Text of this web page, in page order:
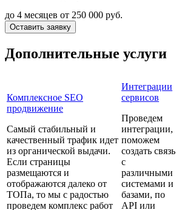
до 4 месяцев от 250 000 руб.
Оставить заявку
Дополнительные услуги
Комплексное SEO
продвижение
Самый стабильный и
качественный трафик идет
из органической выдачи.
Если страницы
размещаются и
отображаются далеко от
ТОПа, то мы с радостью
проведем комплекс работ
Интеграции
сервисов
Проведем
интеграции,
поможем
создать связь
с
различными
системами и
базами, по
API или